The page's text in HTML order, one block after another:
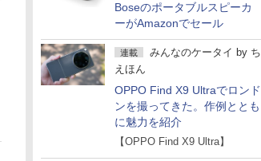
Boseのポータブルスピーカ
ーがAmazonでセール
連載 みんなのケータイ by ち
えほん
OPPO Find X9 Ultraでロンド
ンを撮ってきた。作例ととも
に魅力を紹介
【OPPO Find X9 Ultra】